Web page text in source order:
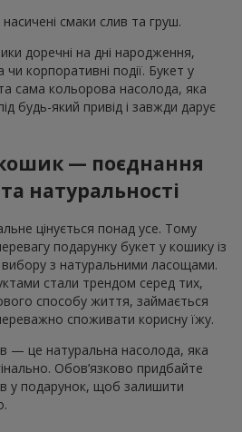
смаки слив та груш.
доречні на дні народження,
чи корпоративні події. Букет у
сама кольорова насолода, яка
будь-який привід і завжди дарує
— поєднання
натуральності
цінується понад усе. Тому
подарунку букет у кошику із
вибору з натуральними ласощами.
стали трендом серед тих,
способу життя, займається
споживати корисну їжу.
— це натуральна насолода, яка
Обов’язково придбайте
у подарунок, щоб залишити